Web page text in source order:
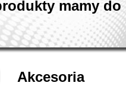
mamy do
Akcesoria